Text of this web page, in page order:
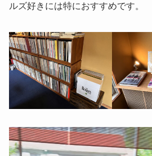
ルズ好きには特におすすめです。